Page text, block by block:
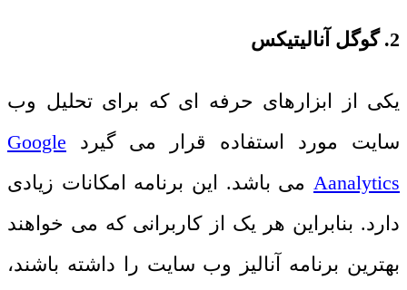
2. گوگل آنالیتیکس
یکی از ابزارهای حرفه ای که برای تحلیل وب
سایت مورد استفاده قرار می گیرد Google
Aanalytics می باشد. این برنامه امکانات زیادی
دارد. بنابراین هر یک از کاربرانی که می خواهند
بهترین برنامه آنالیز وب سایت را داشته باشند،